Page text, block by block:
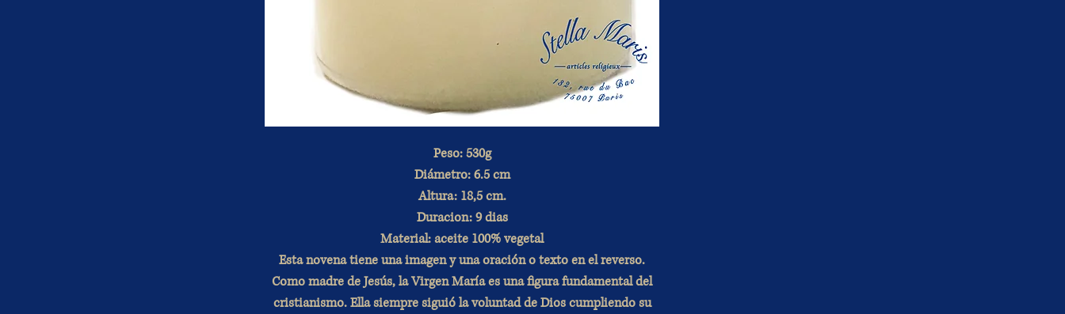
Peso: 530g
Diámetro: 6.5 cm
Altura: 18,5 cm.
Duracion: 9 dias
Material: aceite 100% vegetal
Esta novena tiene una imagen y una oración o texto en el reverso.
Como madre de Jesús, la Virgen María es una figura fundamental del
cristianismo. Ella siempre siguió la voluntad de Dios cumpliendo su